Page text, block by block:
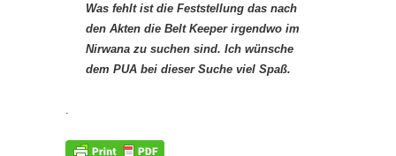
Was fehlt ist die Feststellung das nach
den Akten die Belt Keeper irgendwo im
Nirwana zu suchen sind. Ich wünsche
dem PUA bei dieser Suche viel Spaß.
.